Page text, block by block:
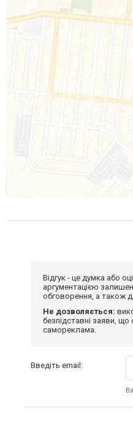
Відгук - це думка або
аргументацією
обговорення, а також
Не дозволяється:
безпідставні заяви, що
самореклама.
Введіть email: